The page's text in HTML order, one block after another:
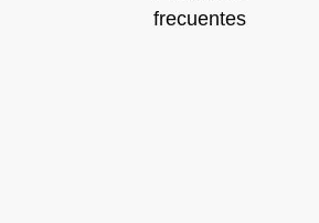
frecuentes